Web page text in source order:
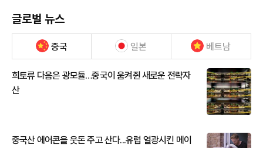
글로벌 뉴스
중국 일본 베트남
희토류 다음은 광모듈…중국이 움켜쥔 새로운 전략자
산
중국산 에어콘을 웃돈 주고 산다...유럽 열광시킨 메이